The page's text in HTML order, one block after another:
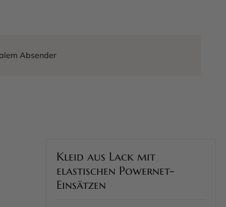
Absender
Kleid aus Lack mit
elastischen Powernet-
Einsätzen